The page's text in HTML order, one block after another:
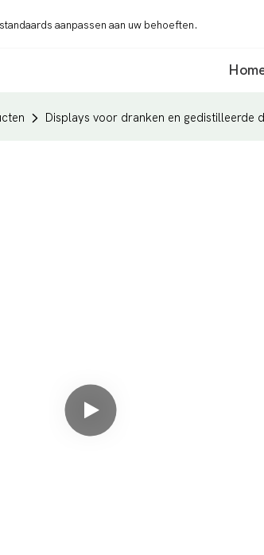
aanpassen aan uw behoeften.
Displays voor dranken en gedistilleerde